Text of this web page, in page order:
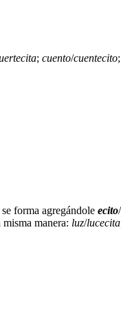
; cuento/cuentecito;
forma agregándole ecito/
misma manera: luz/lucecita